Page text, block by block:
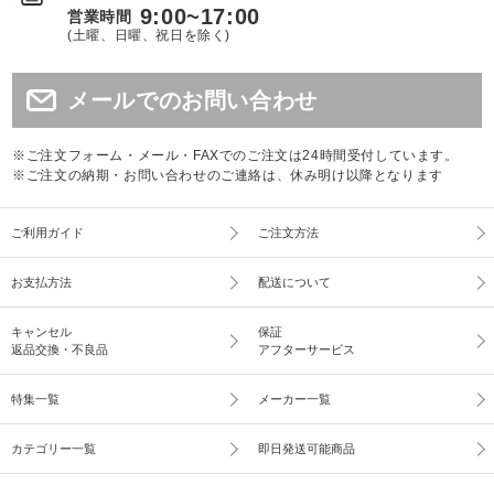
営業時間 9:00~17:00
(土曜、日曜、祝日を除く)
メールでのお問い合わせ
※ご注文フォーム・メール・FAXでのご注文は24時間受付しています。
※ご注文の納期・お問い合わせのご連絡は、休み明け以降となります
ご利用ガイド ご注文方法
お支払方法 配送について
キャンセル
返品交換・不良品
保証
アフターサービス
特集一覧 メーカー一覧
カテゴリー一覧 即日発送可能商品